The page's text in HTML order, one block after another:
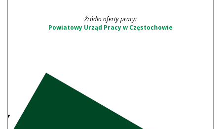
Źródło oferty pracy:
Powiatowy Urząd Pracy w Częstochowie